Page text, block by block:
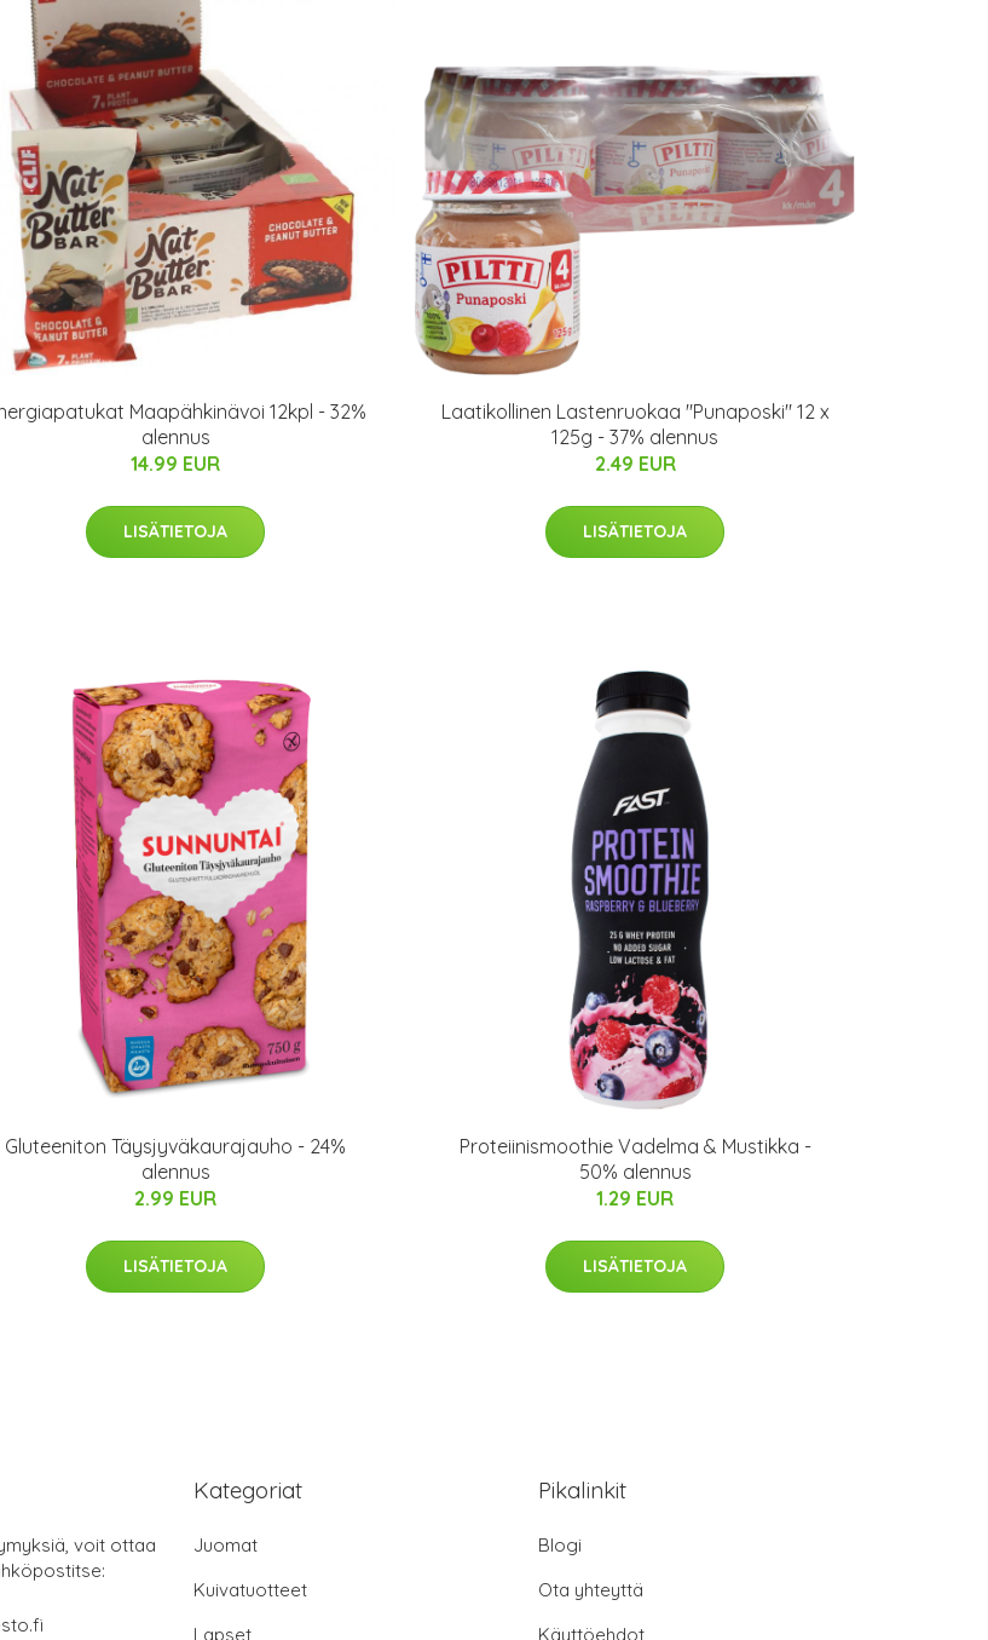
Maapähkinävoi 12kpl - 32%
alennus
14.99 EUR
LISÄTIETOJA
Laatikollinen Lastenruokaa "Punaposki" 12 x
125g - 37% alennus
2.49 EUR
LISÄTIETOJA
Gluteeniton Täysjyväkaurajauho - 24%
alennus
2.99 EUR
LISÄTIETOJA
Proteiinismoothie Vadelma & Mustikka -
50% alennus
1.29 EUR
LISÄTIETOJA
voit ottaa
Kategoriat
Juomat
Kuivatuotteet
Lapset
Pikalinkit
Blogi
Ota yhteyttä
Käyttöehdot